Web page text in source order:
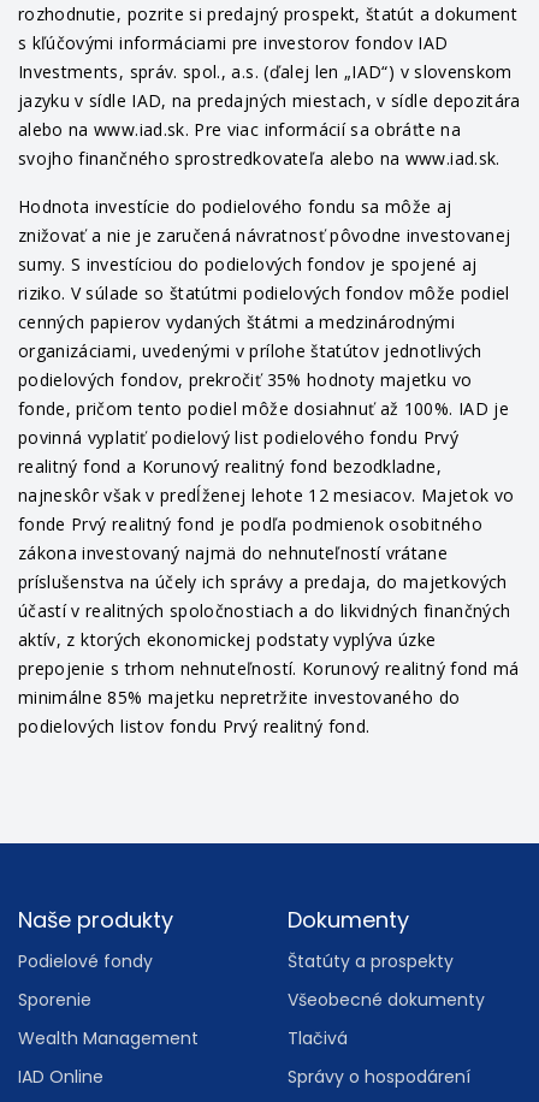
rozhodnutie, pozrite si predajný prospekt, štatút a dokument
s kľúčovými informáciami pre investorov fondov IAD
Investments, správ. spol., a.s. (ďalej len „IAD“) v slovenskom
jazyku v sídle IAD, na predajných miestach, v sídle depozitára
alebo na www.iad.sk. Pre viac informácií sa obráťte na
svojho finančného sprostredkovateľa alebo na www.iad.sk.
Hodnota investície do podielového fondu sa môže aj
znižovať a nie je zaručená návratnosť pôvodne investovanej
sumy. S investíciou do podielových fondov je spojené aj
riziko. V súlade so štatútmi podielových fondov môže podiel
cenných papierov vydaných štátmi a medzinárodnými
organizáciami, uvedenými v prílohe štatútov jednotlivých
podielových fondov, prekročiť 35% hodnoty majetku vo
fonde, pričom tento podiel môže dosiahnuť až 100%. IAD je
povinná vyplatiť podielový list podielového fondu Prvý
realitný fond a Korunový realitný fond bezodkladne,
najneskôr však v predĺženej lehote 12 mesiacov. Majetok vo
fonde Prvý realitný fond je podľa podmienok osobitného
zákona investovaný najmä do nehnuteľností vrátane
príslušenstva na účely ich správy a predaja, do majetkových
účastí v realitných spoločnostiach a do likvidných finančných
aktív, z ktorých ekonomickej podstaty vyplýva úzke
prepojenie s trhom nehnuteľností. Korunový realitný fond má
minimálne 85% majetku nepretržite investovaného do
podielových listov fondu Prvý realitný fond.
Footer
Naše produkty
Podielové fondy
Sporenie
Wealth Management
IAD Online
Dokumenty
Štatúty a prospekty
Všeobecné dokumenty
Tlačivá
Správy o hospodárení